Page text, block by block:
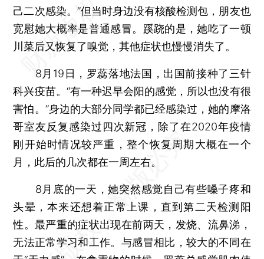
己二次感染。”但当时身边没有核酸检测包，朋友也
宽慰她大概率是普通感冒。蹊跷的是，她吃了一顿
川菜后又恢复了嗅觉，其他症状也慢慢消失了。
8月19日，罗蕊落地法国，出国前接种了三针
科兴疫苗。“有一种迟早会阳的感觉，所以也没有很
害怕。”身边的大部分同学都已经感染过，她的摩洛
哥室友反复感染过四次新冠，除了在2020年疫情
刚开始时情况较严重，整个恢复周期大概在一个
月，此后的几次都在一周左右。
8月底的一天，她突然感觉自己有些嗓子疼和
头晕，本来还想着正常上课，直到第二天检测阳
性。最严重的症状出现在前两天，发烧、流鼻涕，
无法正常学习和工作。与感冒相比，较大的不同在